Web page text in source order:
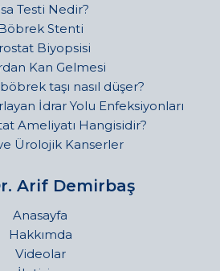
Testi Nedir?
Stenti
Biyopsisi
Kan Gelmesi
taşı nasıl düşer?
İdrar Yolu Enfeksiyonları
Ameliyatı Hangisidir?
Ürolojik Kanserler
Arif Demirbaş
Anasayfa
Hakkımda
Videolar